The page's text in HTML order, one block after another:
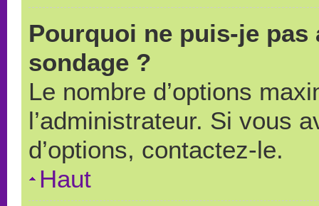
Pourquoi ne puis-je
sondage ?
Le nombre d’options
l’administrateur. Si vous
d’options, contactez-le.
Haut